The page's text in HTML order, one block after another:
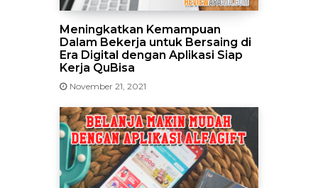
Meningkatkan Kemampuan
Dalam Bekerja untuk Bersaing di
Era Digital dengan Aplikasi Siap
Kerja QuBisa
November 21, 2021